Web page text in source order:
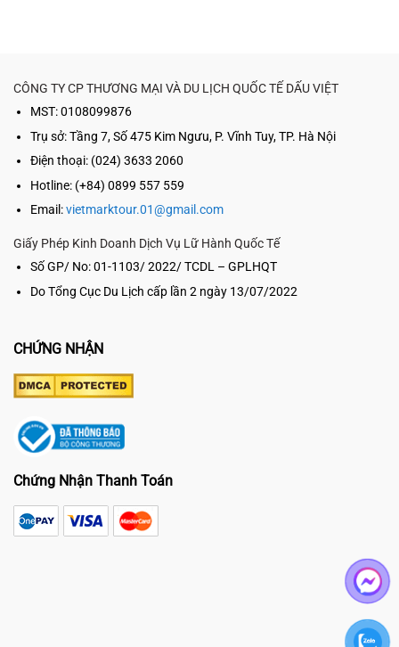
CÔNG TY CP THƯƠNG MẠI VÀ DU LỊCH QUỐC TẾ DẤU VIỆT
MST: 0108099876
Trụ sở:Tầng 7, Số 475 Kim Ngưu, P. Vĩnh Tuy, TP. Hà Nội
Điện thoại: (024) 3633 2060
Hotline: (+84) 0899 557 559
Email:vietmarktour.01@gmail.com
Giấy Phép Kinh Doanh Dịch Vụ Lữ Hành Quốc Tế
Số GP/ No: 01-1103/ 2022/ TCDL – GPLHQT
Do Tổng Cục Du Lịch cấp lần 2 ngày 13/07/2022
CHỨNG NHẬN
Chứng Nhận Thanh Toán